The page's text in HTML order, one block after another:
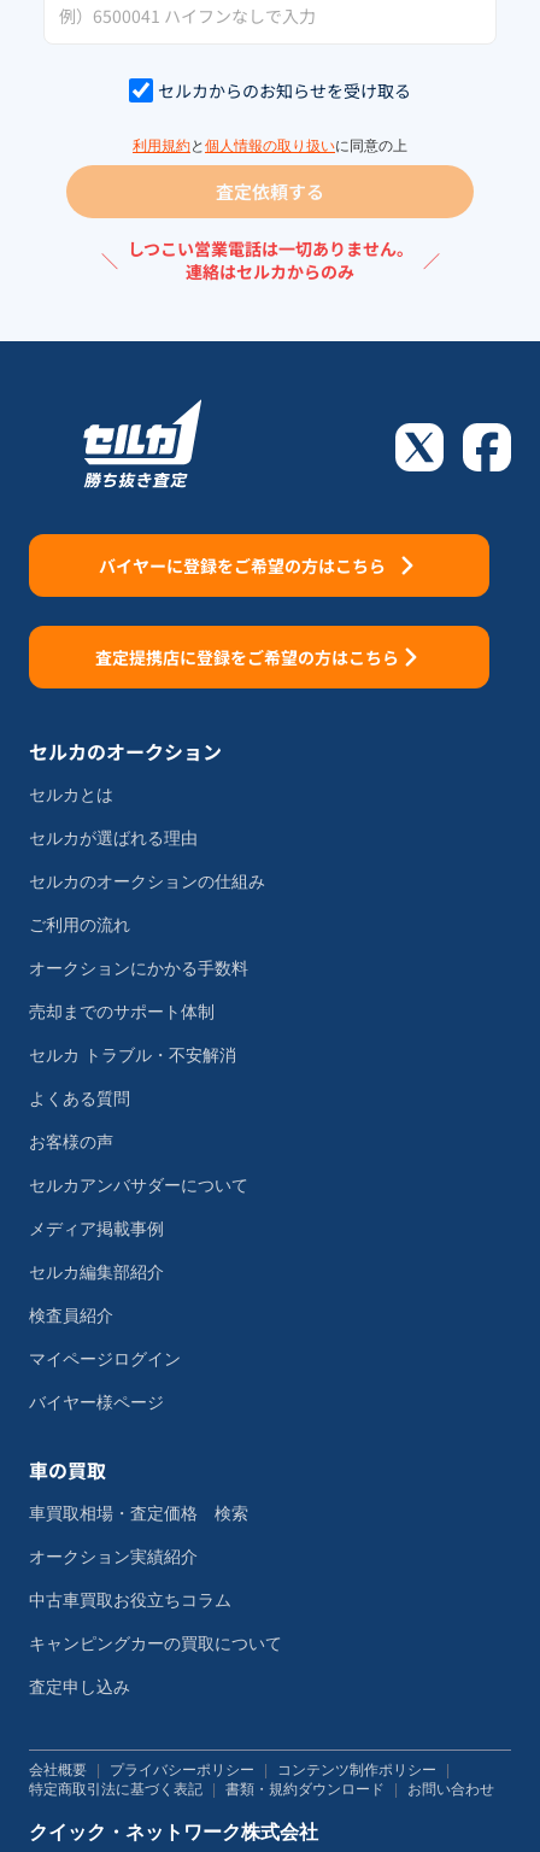
セルカからのお知らせを受け取る
利用規約と 個人情報の取り扱いに同意の上
査定依頼する
＼ しつこい営業電話は一切ありません。
連絡はセルカからのみ
／
バイヤーに登録をご希望の方はこちら
査定提携店に登録をご希望の方はこちら
セルカのオークション
セルカとは
セルカが選ばれる理由
セルカのオークションの仕組み
ご利用の流れ
オークションにかかる手数料
売却までのサポート体制
セルカ トラブル・不安解消
よくある質問
お客様の声
セルカアンバサダーについて
メディア掲載事例
セルカ編集部紹介
検査員紹介
マイページログイン
バイヤー様ページ
車の買取
車買取相場・査定価格 検索
オークション実績紹介
中古車買取お役立ちコラム
キャンピングカーの買取について
査定申し込み
会社概要 プライバシーポリシー コンテンツ制作ポリシー
特定商取引法に基づく表記
書類・規約ダウンロード お問い合わせ
クイック・ネットワーク株式会社